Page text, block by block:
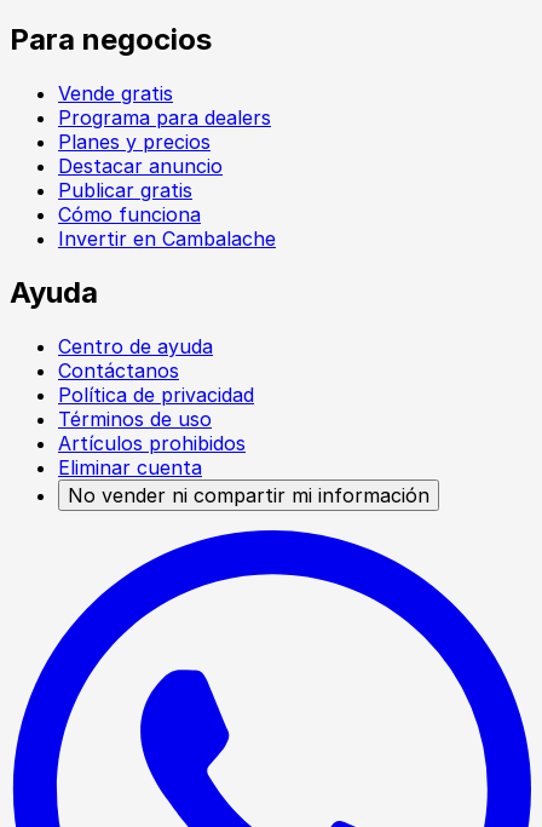
Para negocios
Vende gratis
Programa para dealers
Planes y precios
Destacar anuncio
Publicar gratis
Cómo funciona
Invertir en Cambalache
Ayuda
Centro de ayuda
Contáctanos
Política de privacidad
Términos de uso
Artículos prohibidos
Eliminar cuenta
No vender ni compartir mi información